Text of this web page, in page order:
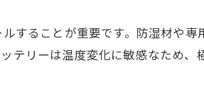
ト
の工夫
することが重要です。防湿材や専
テリーは温度変化に敏感なため、